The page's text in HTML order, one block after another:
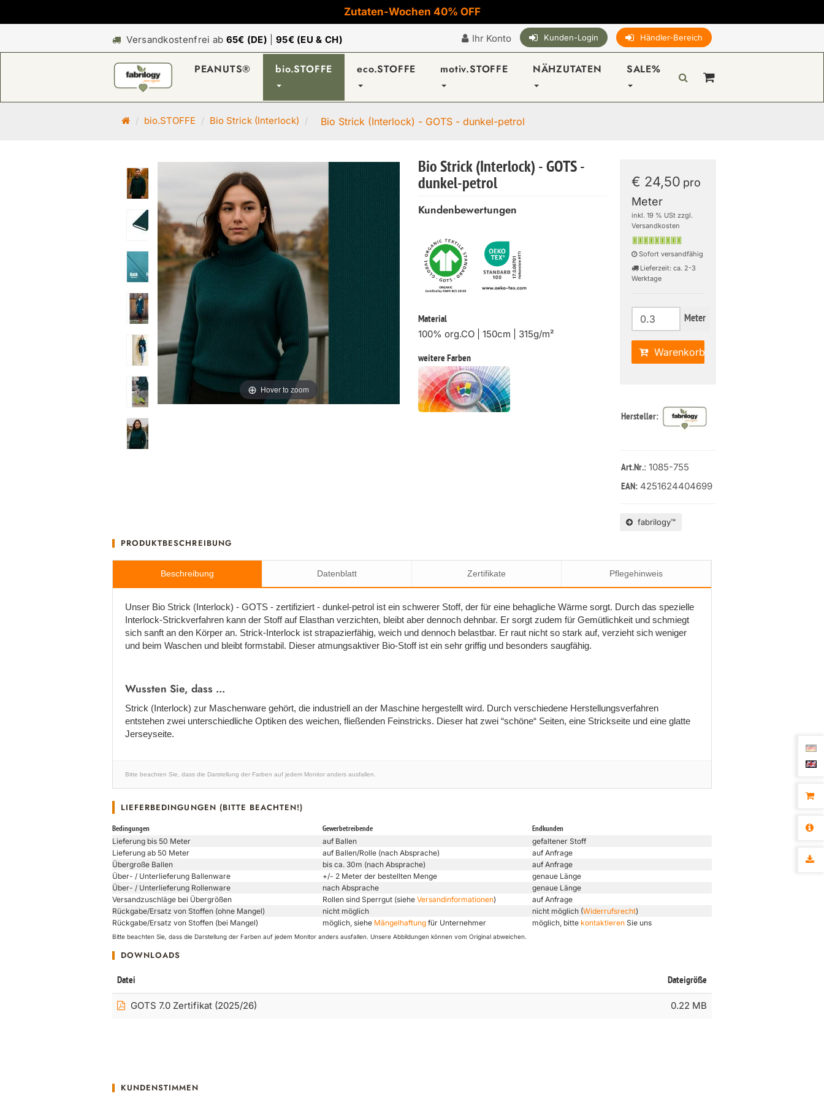
Zutaten-Wochen 40% OFF
Versandkostenfrei ab 65€ (DE) 95€ (EU & CH) Ihr Konto Kunden-Login Händler-Bereich
PEANUTS® bio.STOFFE eco.STOFFE motiv.STOFFE NÄHZUTATEN SALE%
S
t
s
e
bio.STOFFE Bio Strick (Interlock) Bio Strick (Interlock) - GOTS - dunkel-petrol
Hover to zoom
Bio Strick (Interlock) - GOTS -
dunkel-petrol
Kundenbewertungen
Material
100% org.CO | 150cm | 315g/m²
weitere Farben
€ 24,50 pro
Meter
inkl. 19 % USt zzgl.
Versandkosten
Sofort versandfähig
Lieferzeit: ca. 2-3
Werktage
Meter
Warenkorb
Hersteller:
Art.Nr.: 1085-755
EAN: 4251624404699
fabrilogy™
PRODUKTBESCHREIBUNG
Beschreibung Datenblatt Zertifikate Pflegehinweis
Unser Bio Strick (Interlock) - GOTS - zertifiziert - dunkel-petrol ist ein schwerer Stoff, der für eine behagliche Wärme sorgt. Durch das spezielle
Interlock-Strickverfahren kann der Stoff auf Elasthan verzichten, bleibt aber dennoch dehnbar. Er sorgt zudem für Gemütlichkeit und schmiegt
sich sanft an den Körper an. Strick-Interlock ist strapazierfähig, weich und dennoch belastbar. Er raut nicht so stark auf, verzieht sich weniger
und beim Waschen und bleibt formstabil. Dieser atmungsaktiver Bio-Stoff ist ein sehr griffig und besonders saugfähig.
Wussten Sie, dass ...
Strick (Interlock) zur Maschenware gehört, die industriell an der Maschine hergestellt wird. Durch verschiedene Herstellungsverfahren
entstehen zwei unterschiedliche Optiken des weichen, fließenden Feinstricks. Dieser hat zwei “schöne“ Seiten, eine Strickseite und eine glatte
Jerseyseite.
Bitte beachten Sie, dass die Darstellung der Farben auf jedem Monitor anders ausfallen.
LIEFERBEDINGUNGEN (BITTE BEACHTEN!)
Bedingungen Gewerbetreibende Endkunden
Lieferung bis 50 Meter auf Ballen
gefaltener Stoff
Lieferung ab 50 Meter
auf Ballen/Rolle (nach Absprache)
auf Anfrage
Übergroße Ballen
bis ca. 30m (nach Absprache)
auf Anfrage
Über- / Unterlieferung Ballenware
+/- 2 Meter der bestellten Menge
genaue Länge
Über- / Unterlieferung Rollenware
nach Absprache
genaue Länge
Versandzuschläge bei Übergrößen
Rollen sind Sperrgut (siehe Versandinformationen)
auf Anfrage
Rückgabe/Ersatz von Stoffen (ohne Mangel)
nicht möglich nicht möglich (Widerrufsrecht)
Rückgabe/Ersatz von Stoffen (bei Mangel)
möglich, siehe Mängelhaftung für Unternehmer möglich, bitte kontaktieren Sie uns
Bitte beachten Sie, dass die Darstellung der Farben auf jedem Monitor anders ausfallen. Unsere Abbildungen können vom Original abweichen.
DOWNLOADS
Datei Dateigröße
GOTS 7.0 Zertifikat (2025/26) 0.22 MB
KUNDENSTIMMEN